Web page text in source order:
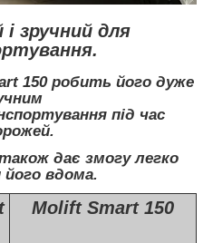
зручний для
150 робить його дуже
під час
дає змогу легко
його вдома.
Molift Smart 150